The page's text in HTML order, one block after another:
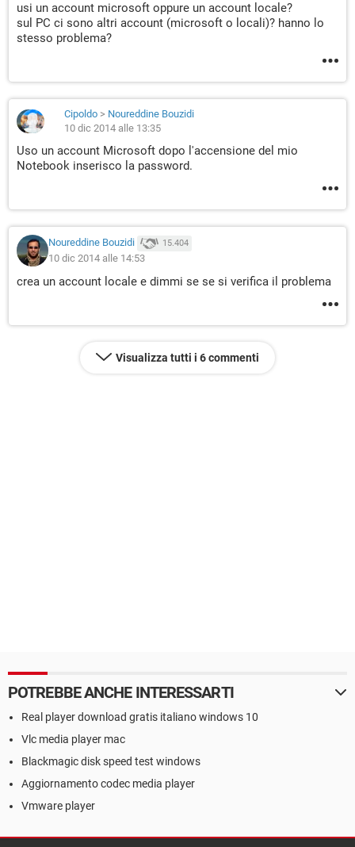
usi un account microsoft oppure un account locale?
sul PC ci sono altri account (microsoft o locali)? hanno lo
stesso problema?
Cipoldo > Noureddine Bouzidi
10 dic 2014 alle 13:35
Uso un account Microsoft dopo l'accensione del mio
Notebook inserisco la password.
Noureddine Bouzidi 15.404
10 dic 2014 alle 14:53
crea un account locale e dimmi se se si verifica il problema
Visualizza tutti i 6 commenti
POTREBBE ANCHE INTERESSARTI
Real player download gratis italiano windows 10
Vlc media player mac
Blackmagic disk speed test windows
Aggiornamento codec media player
Vmware player